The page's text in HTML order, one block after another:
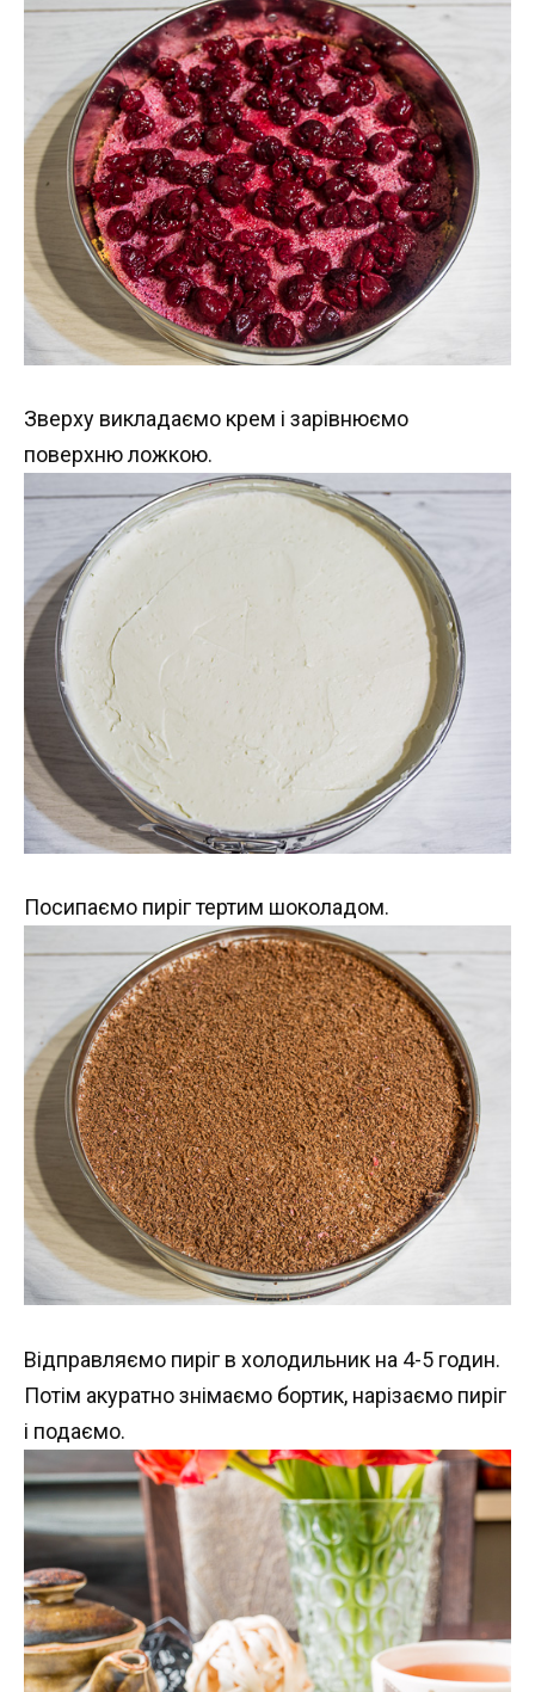
Зверху викладаємо крем і зарівнюємо
поверхню ложкою.
Посипаємо пиріг тертим шоколадом.
Відправляємо пиріг в холодильник на 4-5 годин.
Потім акуратно знімаємо бортик, нарізаємо пиріг
і подаємо.